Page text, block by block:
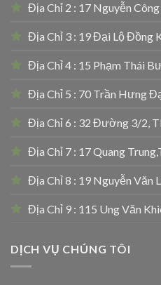
Địa Chỉ 2 : 17 Nguyễn
Địa Chỉ 3 : 19 Đại Lộ Đồng
Địa Chỉ 4 : 15 Phạm Thái
Địa Chỉ 5 : 70 Trần Hưng
Địa Chỉ 6 : 32 Đường 3/2,
Địa Chỉ 7 : 17 Quang
Địa Chỉ 8 : 19 Nguyễn Văn
Địa Chỉ 9 : 115 Ung Văn
DỊCH VỤ CHÚNG TÔI